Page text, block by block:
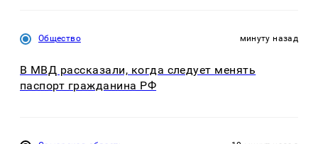
Общество минуту назад
В МВД рассказали, когда следует менять
паспорт гражданина РФ